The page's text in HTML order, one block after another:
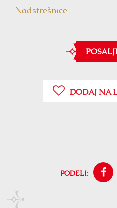
Nadstrešnice
DODAJ NA
PODELI: